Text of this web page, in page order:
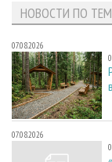
НОВОСТИ ПО
07.08.2026
07.08.2026